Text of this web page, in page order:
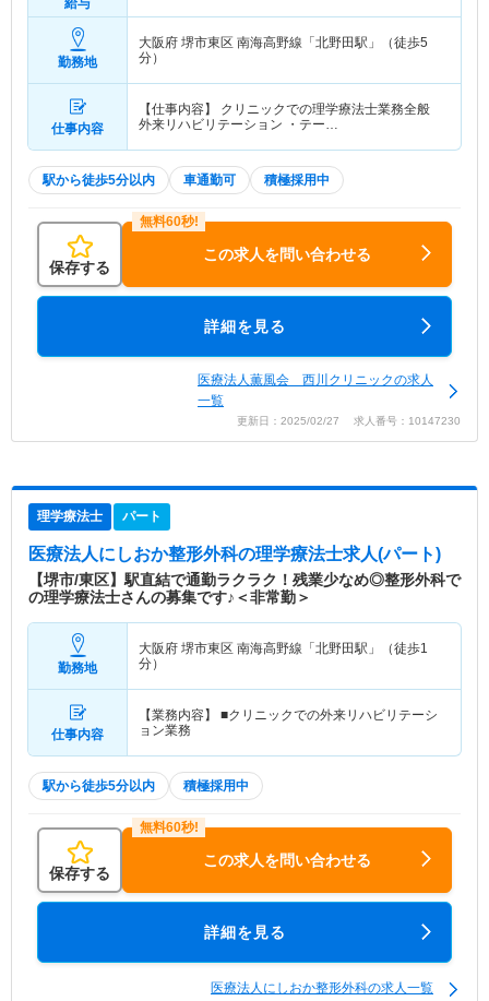
給与
勤務地
大阪府 堺市東区 南海高野線「北野田駅」（徒歩5
分）
仕事内容
【仕事内容】 クリニックでの理学療法士業務全般
外来リハビリテーション ・テー…
駅から徒歩5分以内 車通勤可 積極採用中
保存する
この求人を問い合わせる
詳細を見る
医療法人薫風会 西川クリニックの求人
一覧
更新日：2025/02/27 求人番号：10147230
理学療法士 パート
医療法人にしおか整形外科の理学療法士求人(パート)
【堺市/東区】駅直結で通勤ラクラク！残業少なめ◎整形外科で
の理学療法士さんの募集です♪＜非常勤＞
勤務地
大阪府 堺市東区 南海高野線「北野田駅」（徒歩1
分）
仕事内容
【業務内容】 ■クリニックでの外来リハビリテーシ
ョン業務
駅から徒歩5分以内 積極採用中
保存する
この求人を問い合わせる
詳細を見る
医療法人にしおか整形外科の求人一覧